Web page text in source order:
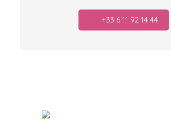
+33 6 11 92 14 44